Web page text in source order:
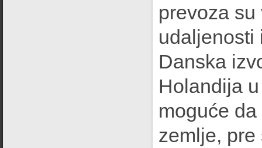
prevoza
udaljenosti
Danska
Holandija
moguće
zemlje,